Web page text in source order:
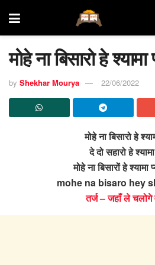
मोहे ना बिसारो हे श्यामा
by Shekhar Mourya 22/06/2022
मोहे ना बिसारो हे
दे दो सहारो हे श्यामा
मोहे ना बिसारों हे श्यामा
mohe na bisaro hey
तर्ज – जहाँ ले चलोगे